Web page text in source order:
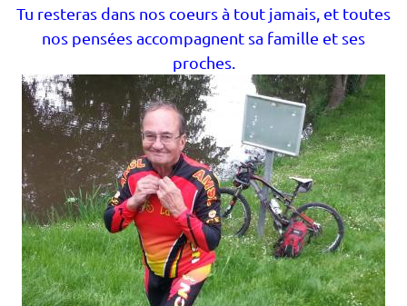
Tu resteras dans nos coeurs à tout jamais, et toutes
nos pensées accompagnent sa famille et ses
proches.